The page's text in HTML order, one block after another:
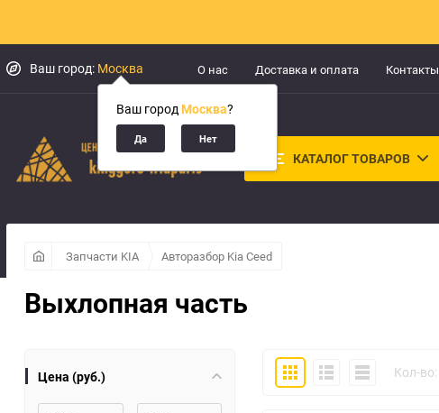
Ваш город: Москва
Ваш город Москва?
О нас Доставка и оплата Контакты
КАТАЛОГ ТОВАРОВ
Запчасти KIA Авторазбор Kia Ceed
Выхлопная часть
Цена (руб.)
ПлиткаПодробноКомпактноКол-во: